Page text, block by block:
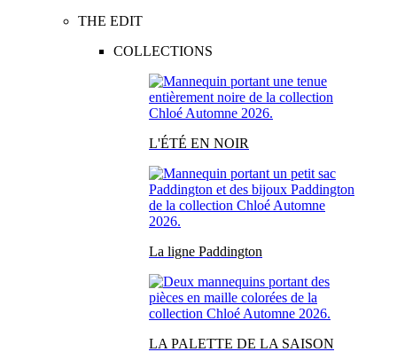
THE EDIT
COLLECTIONS
L'ÉTÉ EN NOIR
La ligne Paddington
LA PALETTE DE LA SAISON